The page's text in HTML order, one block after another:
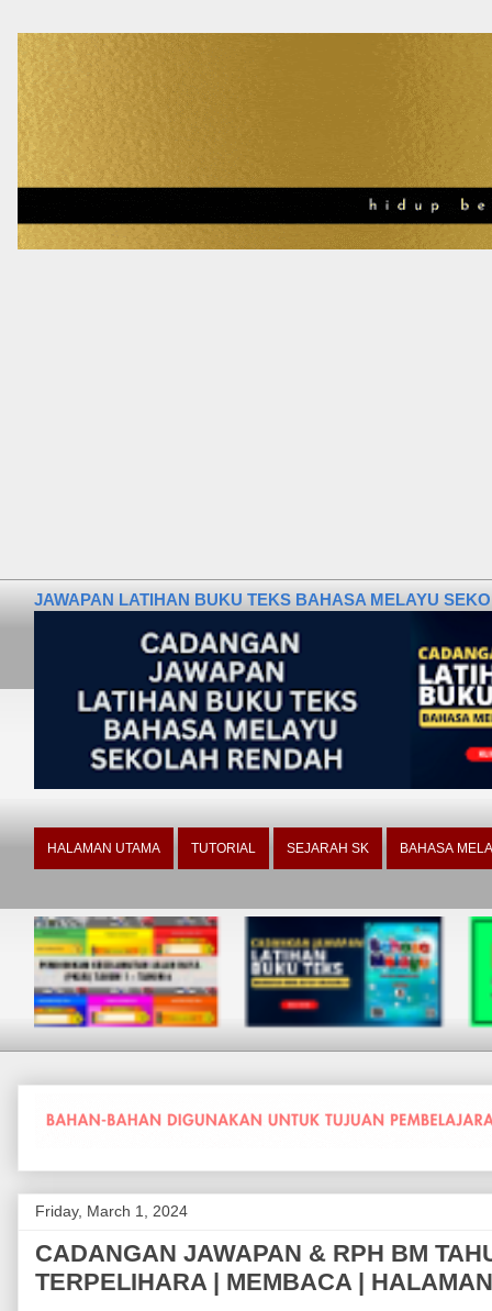
JAWAPAN LATIHAN BUKU TEKS BAHASA MELAYU
HALAMAN UTAMA TUTORIAL SEJARAH SK BAHASA
Friday, March 1, 2024
CADANGAN JAWAPAN & RPH BM
TERPELIHARA | MEMBACA |